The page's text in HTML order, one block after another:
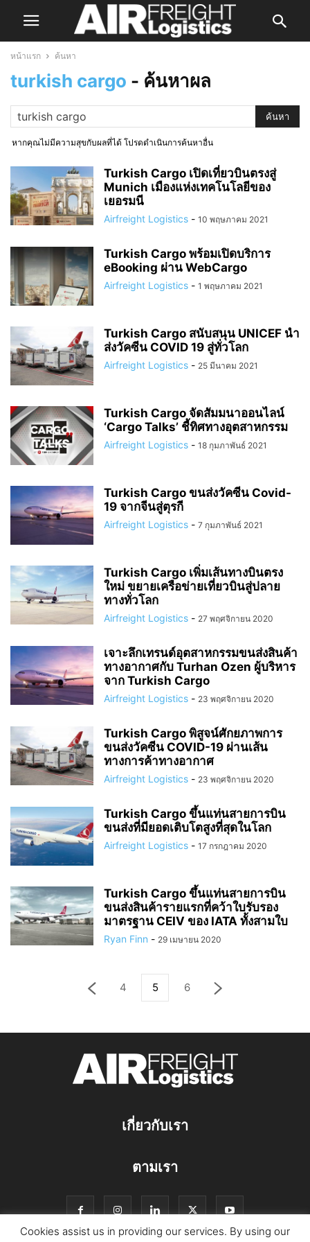
หน้าแรก ค้นหา
turkish cargo - ค้นหาผล
หากคุณไม่มีความสุขกับผลที่ได้ โปรดดำเนินการค้นหาอื่น
Turkish Cargo เปิดเที่ยวบินตรงสู่
Munich เมืองแห่งเทคโนโลยีของ
เยอรมนี
Airfreight Logistics - 10 พฤษภาคม 2021
Turkish Cargo พร้อมเปิดบริการ
eBooking ผ่าน WebCargo
Airfreight Logistics - 1 พฤษภาคม 2021
Turkish Cargo สนับสนุน UNICEF นำ
ส่งวัคซีน COVID 19 สู่ทั่วโลก
Airfreight Logistics - 25 มีนาคม 2021
Turkish Cargo จัดสัมมนาออนไลน์
‘Cargo Talks’ ชี้ทิศทางอุตสาหกรรม
Airfreight Logistics - 18 กุมภาพันธ์ 2021
Turkish Cargo ขนส่งวัคซีน Covid-
19 จากจีนสู่ตุรกี
Airfreight Logistics - 7 กุมภาพันธ์ 2021
Turkish Cargo เพิ่มเส้นทางบินตรง
ใหม่ ขยายเครือข่ายเที่ยวบินสู่ปลาย
ทางทั่วโลก
Airfreight Logistics - 27 พฤศจิกายน 2020
เจาะลึกเทรนด์อุตสาหกรรมขนส่งสินค้า
ทางอากาศกับ Turhan Ozen ผู้บริหาร
จาก Turkish Cargo
Airfreight Logistics - 23 พฤศจิกายน 2020
Turkish Cargo พิสูจน์ศักยภาพการ
ขนส่งวัคซีน COVID-19 ผ่านเส้น
ทางการค้าทางอากาศ
Airfreight Logistics - 23 พฤศจิกายน 2020
Turkish Cargo ขึ้นแท่นสายการบิน
ขนส่งที่มียอดเติบโตสูงที่สุดในโลก
Airfreight Logistics - 17 กรกฎาคม 2020
Turkish Cargo ขึ้นแท่นสายการบิน
ขนส่งสินค้ารายแรกที่คว้าใบรับรอง
มาตรฐาน CEIV ของ IATA ทั้งสามใบ
Ryan Finn - 29 เมษายน 2020
4 5 6
เกี่ยวกับเรา
ตามเรา
Cookies assist us in providing our services. By using our